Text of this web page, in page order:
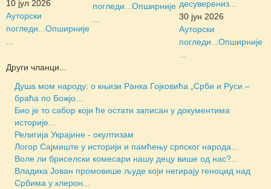
10 јул 2026
Ауторски
погледи... Опширније
погледи... Опширније десуверениз...
30 јун 2026
Ауторски
погледи... Опширније
Други чланци...
Душа мом народу: о књизи Ранка Гојковића „Срби и Руси –
браћа по Божјо...
Био је то сабор који ће остати записан у документима
историје...
Религија Украјине - окултизам
Логор Сајмиште у историји и памћењу српског народа...
Воле ли бриселски комесари нашу децу више од нас?...
Владика Јован промовише људе који негирају геноцид над
Србима у клерон...